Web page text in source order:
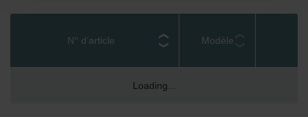
Zehnder Group België nv/sa: Déclarations de confidentialité
Zehnder Group Czech Republic s.r.o.: Zásady ochrany
Zehnder Group Ibérica SAU: Política de privacidad
N° d’article Modèle
Loading...